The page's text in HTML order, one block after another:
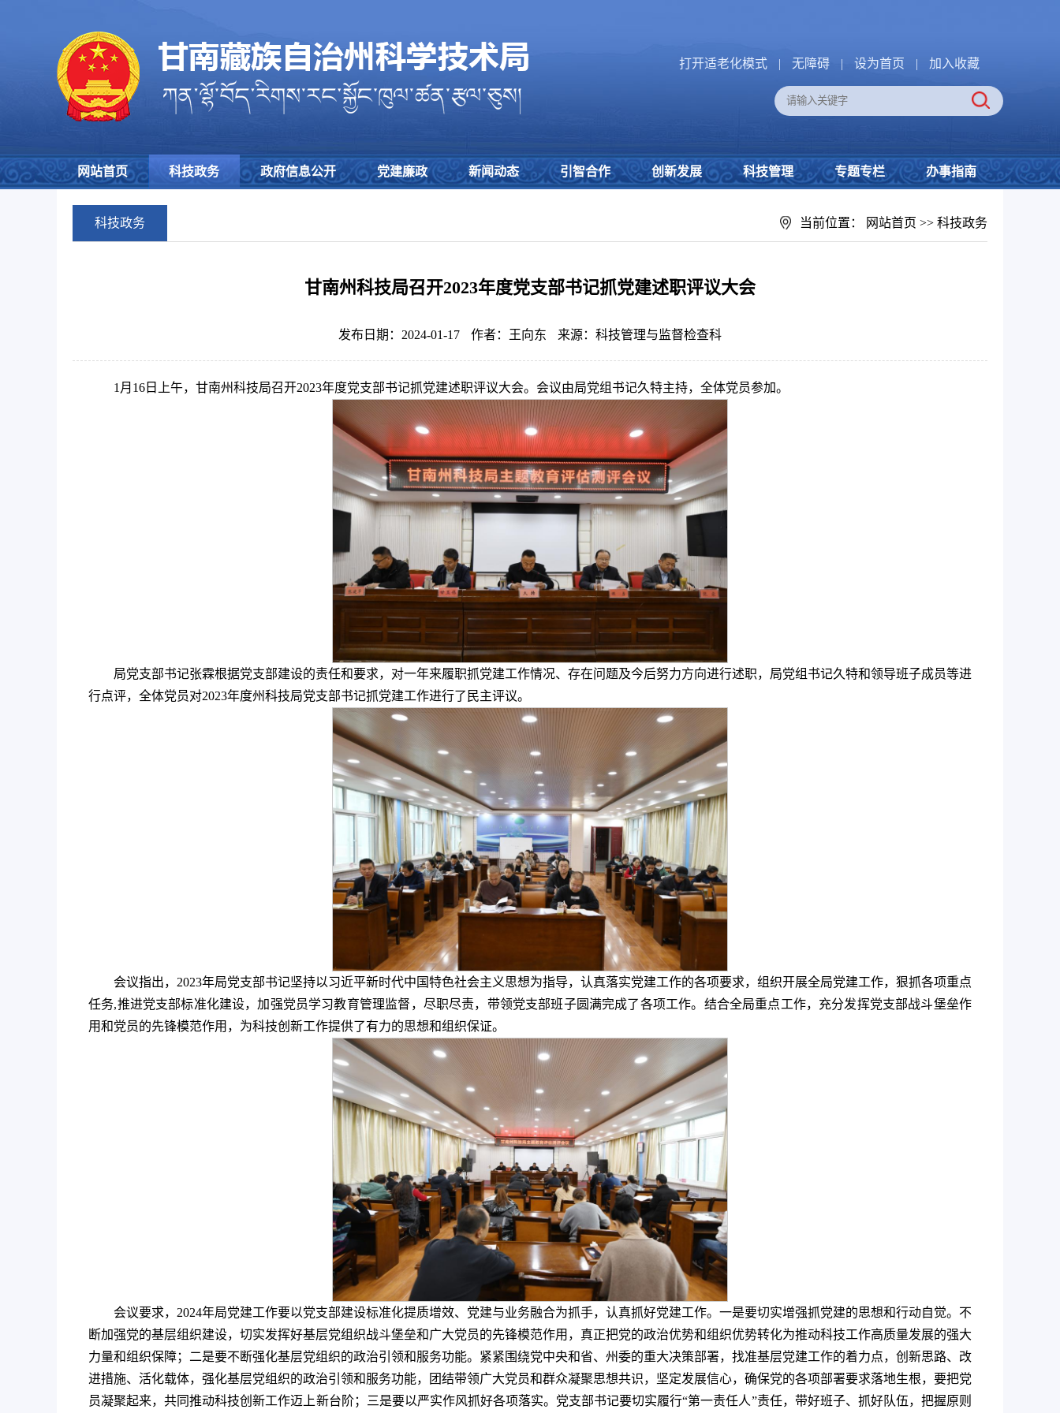
打开适老化模式 | 无障碍 | 设为首页 | 加入收藏
网站首页 科技政务 政府信息公开 党建廉政 新闻动态 引智合作 创新发展 科技管理 专题专栏 办事指南
科技政务 当前位置： 网站首页 >> 科技政务
甘南州科技局召开2023年度党支部书记抓党建述职评议大会
发布日期：2024-01-17 作者：王向东 来源：科技管理与监督检查科
1月16日上午，甘南州科技局召开2023年度党支部书记抓党建述职评议大会。会议由局党组书记久特主持，全体党员参加。
局党支部书记张霖根据党支部建设的责任和要求，对一年来履职抓党建工作情况、存在问题及今后努力方向进行述职，局党组书记久特和领导班子成员等进
行点评，全体党员对2023年度州科技局党支部书记抓党建工作进行了民主评议。
会议指出，2023年局党支部书记坚持以习近平新时代中国特色社会主义思想为指导，认真落实党建工作的各项要求，组织开展全局党建工作，狠抓各项重点
任务,推进党支部标准化建设，加强党员学习教育管理监督，尽职尽责，带领党支部班子圆满完成了各项工作。结合全局重点工作，充分发挥党支部战斗堡垒作
用和党员的先锋模范作用，为科技创新工作提供了有力的思想和组织保证。
会议要求，2024年局党建工作要以党支部建设标准化提质增效、党建与业务融合为抓手，认真抓好党建工作。一是要切实增强抓党建的思想和行动自觉。不
断加强党的基层组织建设，切实发挥好基层党组织战斗堡垒和广大党员的先锋模范作用，真正把党的政治优势和组织优势转化为推动科技工作高质量发展的强大
力量和组织保障；二是要不断强化基层党组织的政治引领和服务功能。紧紧围绕党中央和省、州委的重大决策部署，找准基层党建工作的着力点，创新思路、改
进措施、活化载体，强化基层党组织的政治引领和服务功能，团结带领广大党员和群众凝聚思想共识，坚定发展信心，确保党的各项部署要求落地生根，要把党
员凝聚起来，共同推动科技创新工作迈上新台阶；三是要以严实作风抓好各项落实。党支部书记要切实履行“第一责任人”责任，带好班子、抓好队伍，把握原则